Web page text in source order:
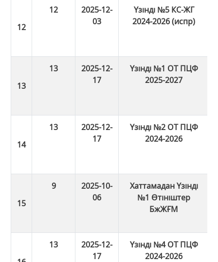
12
2025-12-
03
Үзінді №5 КС-ЖГ
2024-2026 (испр)
13
2025-12-
17
Үзінді №1 ОТ ПЦФ
2025-2027
13
2025-12-
17
Үзінді №2 ОТ ПЦФ
2024-2026
9
2025-10-
06
Хаттамадан Үзінді
№1 Өтініштер
БжЖҒМ
13
2025-12-
17
Үзінді №4 ОТ ПЦФ
2024-2026